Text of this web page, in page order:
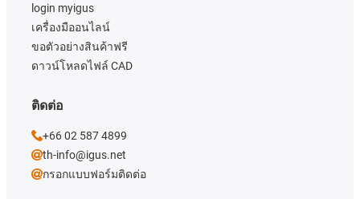
login myigus
เครื่องมืออนไลน์
ขอตัวอย่างสินค้าฟรี
ดาวน์โหลดไฟล์ CAD
ติดต่อ
+66 02 587 4899
th-info@igus.net
กรอกแบบฟอร์มติดต่อ